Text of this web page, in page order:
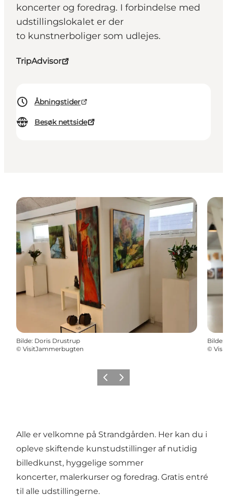
koncerter og foredrag. I forbindelse med
udstillingslokalet er der
to kunstnerboliger som udlejes.
TripAdvisor
Åbningstider
Besøk nettside
Bilde: Doris Drustrup
© VisitJammerbugten
Bilde:
©
ForrigeNeste
Alle er velkomne på Strandgården. Her kan du i
opleve skiftende kunstudstillinger af nutidig
billedkunst, hyggelige sommer
koncerter, malerkurser og foredrag. Gratis entré
til alle udstillingerne.